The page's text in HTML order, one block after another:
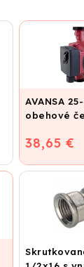
AVANSA
obehové
38,65 €